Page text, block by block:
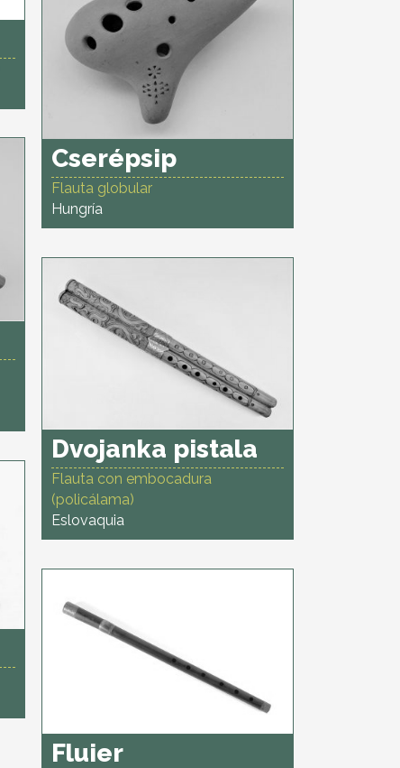
Cserépsip
Flauta globular
Hungría
Dvojanka pistala
Flauta con embocadura
(policálama)
Eslovaquia
Fluier